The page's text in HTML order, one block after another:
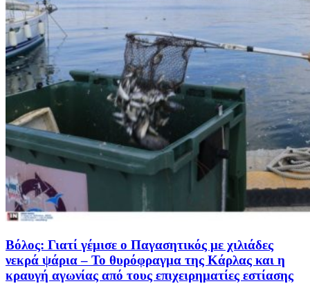
Βόλος: Γιατί γέμισε ο Παγασητικός με χιλιάδες
νεκρά ψάρια – Το θυρόφραγμα της Κάρλας και η
κραυγή αγωνίας από τους επιχειρηματίες εστίασης